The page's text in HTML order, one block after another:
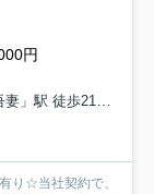
円
」駅 徒歩21分
り☆当社契約で、